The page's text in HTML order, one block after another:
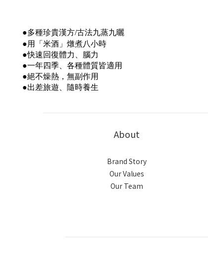
●多種珍貴漢方/古法九蒸九曬
●用「米酒」燉煮八小時
●快速回復體力、腦力
●一年四季、各種體質皆適用
●絕不燥熱，無副作用
●出差旅遊、隨時養生
About
Brand Story
Our Values
Our Team